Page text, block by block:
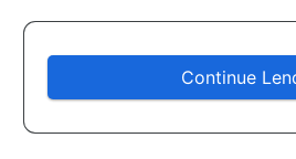
Continue